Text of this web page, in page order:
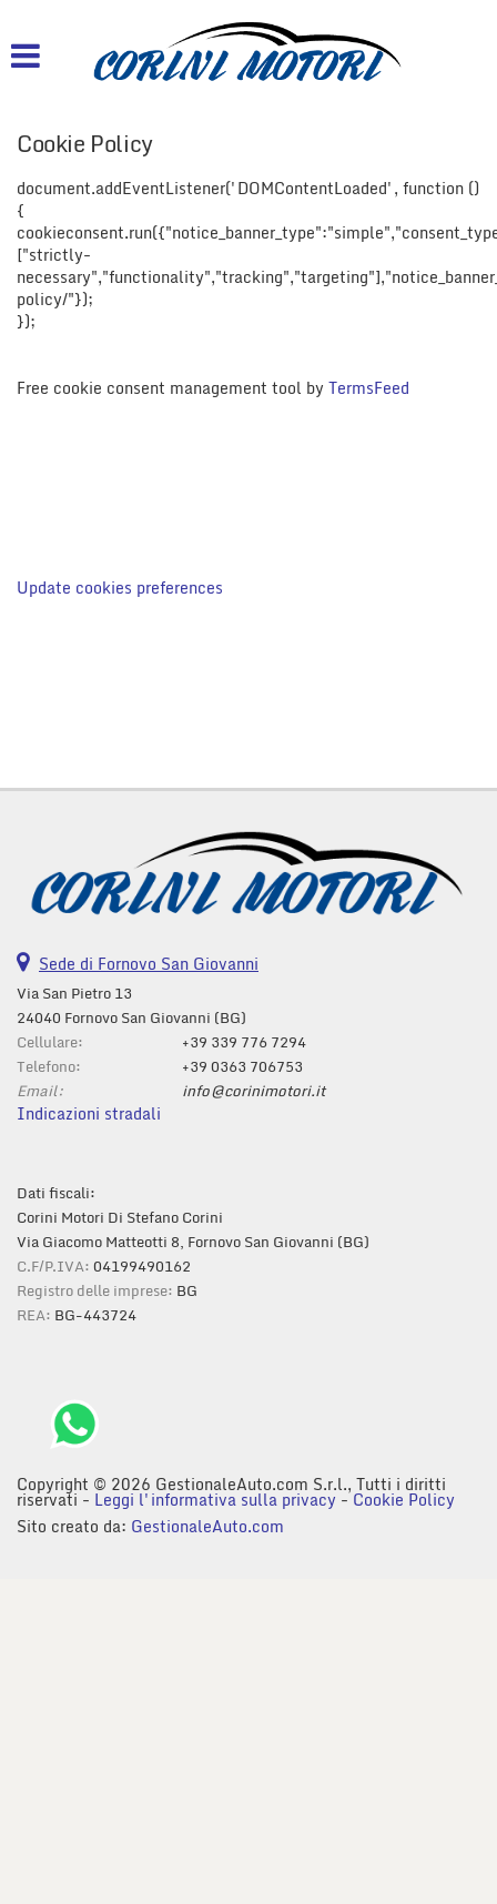
ACQUISTIAMO USATO
CONTATTI
Cookie Policy
document.addEventListener('DOMContentLoaded', function ()
{
["strictly-
policy/"});
});
Free cookie consent management tool by TermsFeed
Update cookies preferences
Sede di Fornovo San Giovanni
Via San Pietro 13
24040 Fornovo San Giovanni (BG)
Cellulare:
+39 339 776 7294
Telefono:
+39 0363 706753
Email:
info@corinimotori.it
Indicazioni stradali
Dati fiscali:
Corini Motori Di Stefano Corini
Via Giacomo Matteotti 8, Fornovo San Giovanni (BG)
C.F/P.IVA:04199490162
Registro delle imprese: BG
REA: BG-443724
Copyright © 2026 GestionaleAuto.com S.r.l., Tutti i diritti
riservati - Leggi l'informativa sulla privacy -Cookie Policy
Sito creato da: GestionaleAuto.com